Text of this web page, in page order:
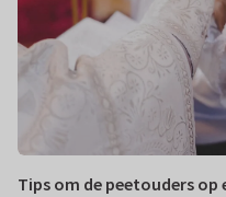
Tips om de peetouders